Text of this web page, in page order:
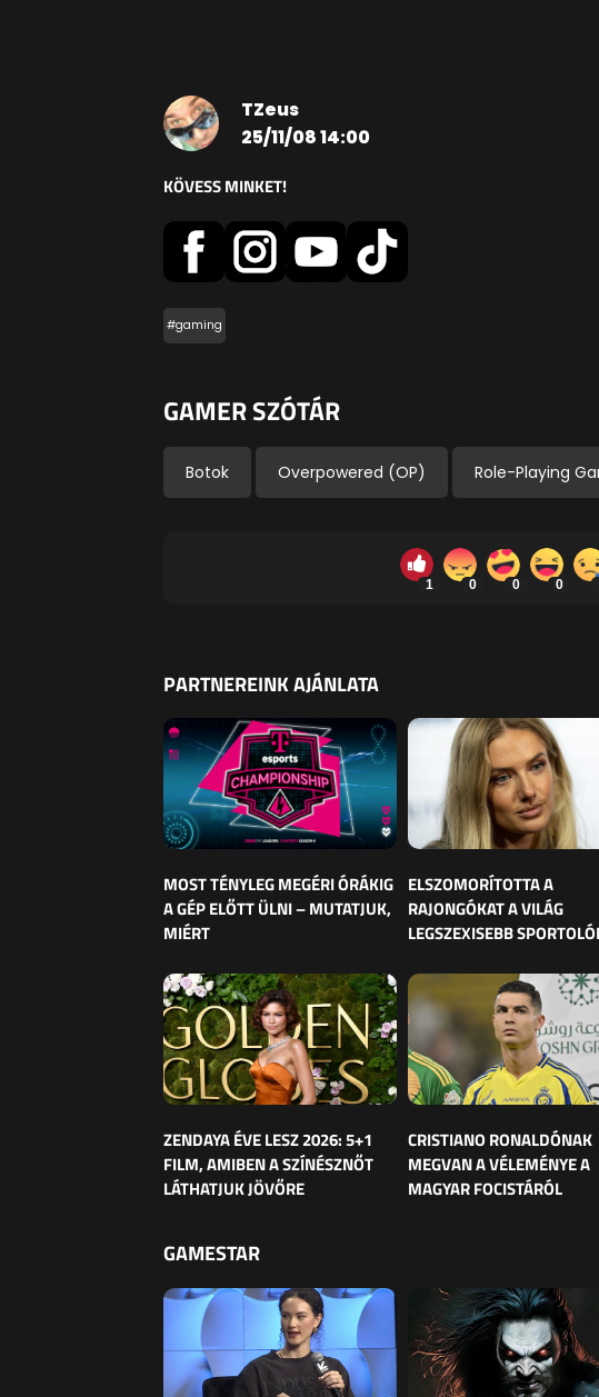
TZeus
25/11/08 14:00
KÖVESS MINKET!
#gaming
GAMER SZÓTÁR
Botok Overpowered (OP) Role-Playing
1 0 0 0
PARTNEREINK AJÁNLATA
MOST TÉNYLEG MEGÉRI ÓRÁKIG
A GÉP ELŐTT ÜLNI – MUTATJUK,
MIÉRT
ELSZOMORÍTOTTA A
RAJONGÓKAT A VILÁG
LEGSZEXISEBB
ZENDAYA ÉVE LESZ 2026: 5+1
FILM, AMIBEN A SZÍNÉSZNŐT
LÁTHATJUK JÖVŐRE
CRISTIANO RONALDÓNAK
MEGVAN A VÉLEMÉNYE A
MAGYAR FOCISTÁRÓL
GAMESTAR